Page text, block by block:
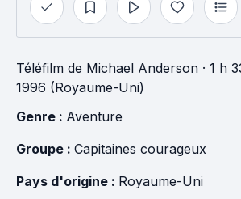
Téléfilm de Michael Anderson · 1 h
1996 (Royaume-Uni)
Genre : Aventure
Groupe : Capitaines courageux
Pays d'origine : Royaume-Uni